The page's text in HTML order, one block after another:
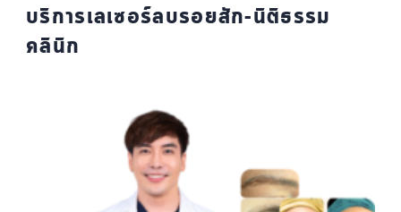
บริการเลเซอร์ลบรอยสัก-นิติธรรม
คลินิก